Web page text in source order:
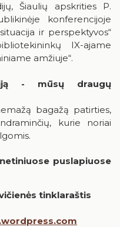
Šiaulių apskrities P.
konferencijoje
ir perspektyvos“
IX-ajame
amžiuje“.
- mūsų draugų
bagažą patirties,
kurie noriai
puslapiuose
tinklaraštis